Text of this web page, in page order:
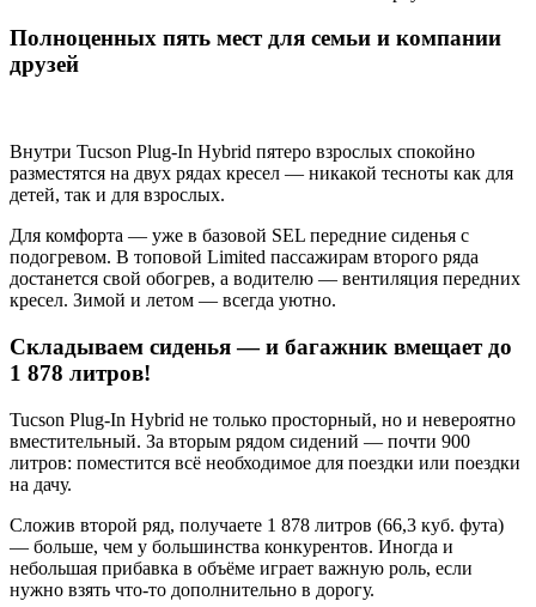
Полноценных пять мест для семьи и компании
друзей
Внутри Tucson Plug-In Hybrid пятеро взрослых спокойно
разместятся на двух рядах кресел — никакой тесноты как для
детей, так и для взрослых.
Для комфорта — уже в базовой SEL передние сиденья с
подогревом. В топовой Limited пассажирам второго ряда
достанется свой обогрев, а водителю — вентиляция передних
кресел. Зимой и летом — всегда уютно.
Складываем сиденья — и багажник вмещает до
1 878 литров!
Tucson Plug-In Hybrid не только просторный, но и невероятно
вместительный. За вторым рядом сидений — почти 900
литров: поместится всё необходимое для поездки или поездки
на дачу.
Сложив второй ряд, получаете 1 878 литров (66,3 куб. фута)
— больше, чем у большинства конкурентов. Иногда и
небольшая прибавка в объёме играет важную роль, если
нужно взять что-то дополнительно в дорогу.